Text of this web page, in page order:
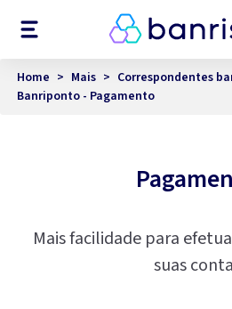
Menu
Home > Mais > Correspondentes
Banriponto - Pagamento
Mais facilidade para
suas